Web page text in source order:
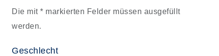
Die mit * markierten Felder müssen ausgefüllt
werden.
Geschlecht